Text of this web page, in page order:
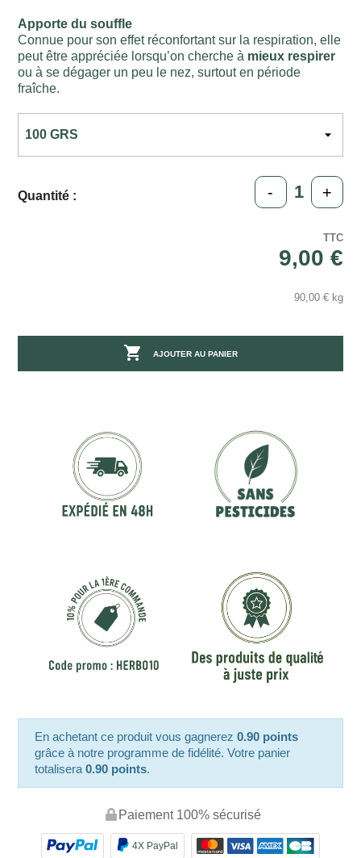
Apporte du souffle
Connue pour son effet réconfortant sur la respiration, elle
peut être appréciée lorsqu’on cherche à mieux respirer
ou à se dégager un peu le nez, surtout en période
fraîche.
Quantité : - +
TTC
9,00 €
90,00 € kg
 AJOUTER AU PANIER
En achetant ce produit vous gagnerez0.90 points
grâce à notre programme de fidélité. Votre panier
totalisera0.90 points.
Paiement 100% sécurisé
4X PayPal